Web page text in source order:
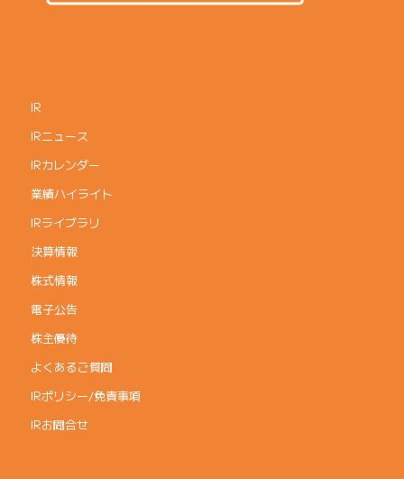
IR
IRニュース
IRカレンダー
業績ハイライト
IRライブラリ
決算情報
株式情報
電子公告
株主優待
よくあるご質問
IRポリシー/免責事項
IRお問合せ